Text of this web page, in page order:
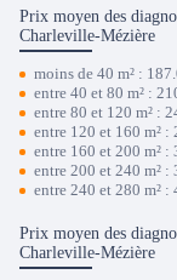
Prix moyen des
Charleville-Mézière
moins de 40 m² :
entre 40 et 80 m² :
entre 80 et 120 m² :
entre 120 et 160 m² :
entre 160 et 200 m² :
entre 200 et 240 m² :
entre 240 et 280 m² :
Prix moyen des
Charleville-Mézière